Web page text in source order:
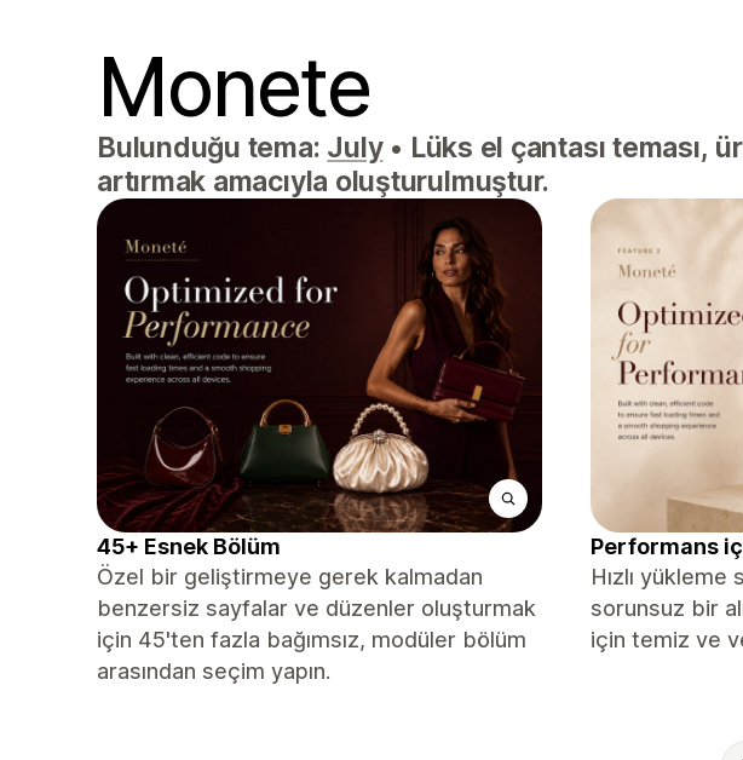
Monete
Bulunduğu tema: July • Lüks el çantası teması,
artırmak amacıyla oluşturulmuştur.
45+ Esnek Bölüm
Özel bir geliştirmeye gerek kalmadan
benzersiz sayfalar ve düzenler oluşturmak
için 45'ten fazla bağımsız, modüler bölüm
arasından seçim yapın.
Performans
Hızlı
sorunsuz bir
için temiz ve